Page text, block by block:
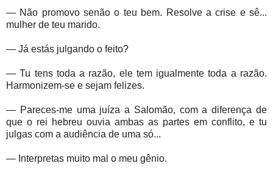
— Não promovo senão o teu bem. Resolve a crise e sê...
mulher de teu marido.
— Já estás julgando o feito?
— Tu tens toda a razão, ele tem igualmente toda a razão.
Harmonizem-se e sejam felizes.
— Pareces-me uma juíza a Salomão, com a diferença de
que o rei hebreu ouvia ambas as partes em conflito, e tu
julgas com a audiência de uma só...
— Interpretas muito mal o meu gênio.